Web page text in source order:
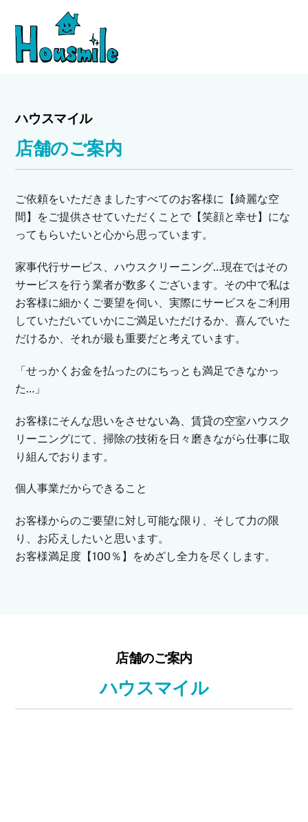
content
ハウスマイル
店舗のご案内
ご依頼をいただきましたすべてのお客様に【綺麗な空
間】をご提供させていただくことで【笑顔と幸せ】にな
ってもらいたいと心から思っています。
家事代行サービス、ハウスクリーニング…現在ではその
サービスを行う業者が数多くございます。その中で私は
お客様に細かくご要望を伺い、実際にサービスをご利用
していただいていかにご満足いただけるか、喜んでいた
だけるか、それが最も重要だと考えています。
「せっかくお金を払ったのにちっとも満足できなかっ
た…」
お客様にそんな思いをさせない為、賃貸の空室ハウスク
リーニングにて、掃除の技術を日々磨きながら仕事に取
り組んでおります。
個人事業だからできること
お客様からのご要望に対し可能な限り、そして力の限
り、お応えしたいと思います。
お客様満足度【100％】をめざし全力を尽くします。
店舗のご案内
ハウスマイル